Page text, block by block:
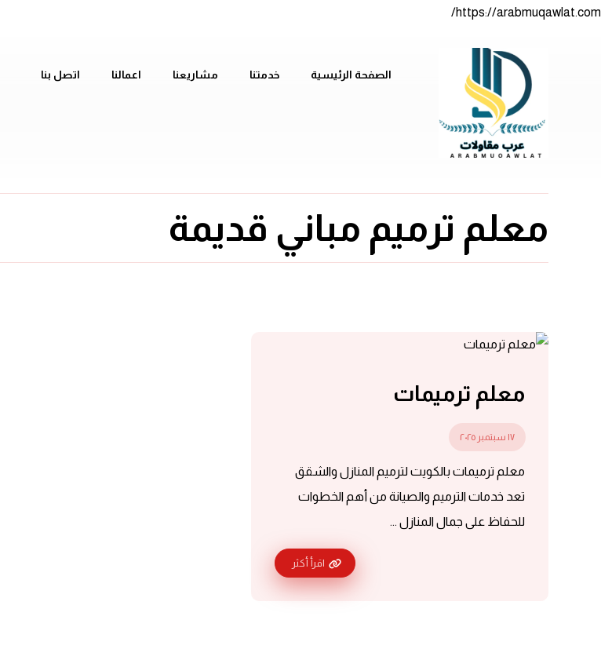
https://arabmuqawlat.com/
الصفحة الرئيسية خدمتنا مشاريعنا اعمالنا اتصل بنا
معلم ترميم مباني قديمة
معلم ترميمات
١٧ سبتمبر ٢٠٢٥
معلم ترميمات بالكويت لترميم المنازل والشقق
تعد خدمات الترميم والصيانة من أهم الخطوات
للحفاظ على جمال المنازل ...
اقرأ أكثر